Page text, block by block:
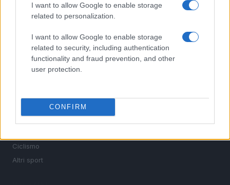
I want to allow Google to enable storage
related to personalization.
I want to allow Google to enable storage
related to security, including authentication
functionality and fraud prevention, and other
user protection.
CONFIRM
MotoGP e Olimpiadi. Le ultime news dalle competizioni
nazionali e internazionali, gli highlight delle partite, le
le discipline che fanno emozionare gli appassionati di
Basket
Ciclismo
Altri sport